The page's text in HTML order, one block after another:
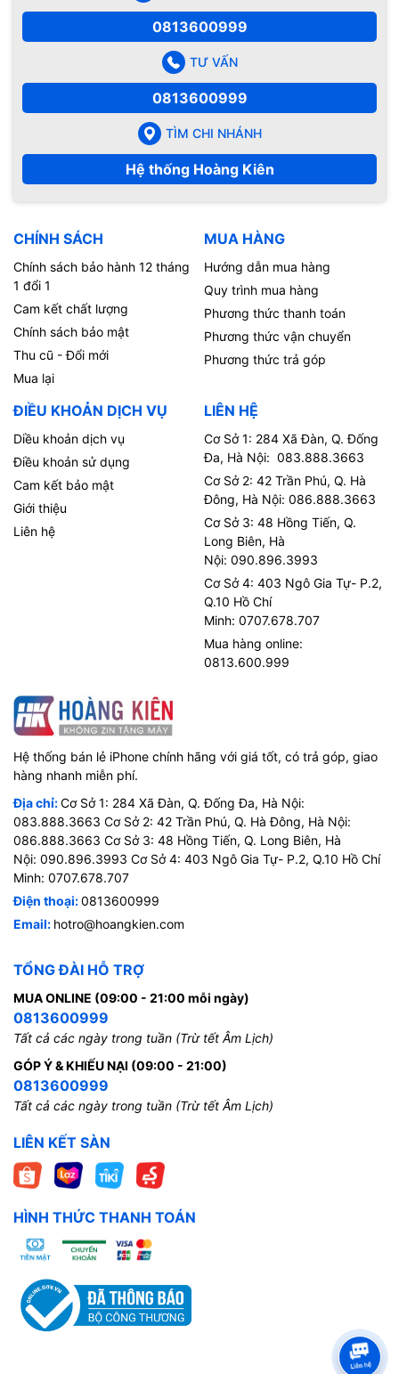
0813600999
TƯ VẤN
0813600999
TÌM CHI NHÁNH
Hệ thống Hoàng Kiên
CHÍNH SÁCH
Chính sách bảo hành 12 tháng
1 đổi 1
Cam kết chất lượng
Chính sách bảo mật
Thu cũ - Đổi mới
Mua lại
MUA HÀNG
Hướng dẫn mua hàng
Quy trình mua hàng
Phương thức thanh toán
Phương thức vận chuyển
Phương thức trả góp
ĐIỀU KHOẢN DỊCH VỤ
Diều khoản dịch vụ
Điều khoản sử dụng
Cam kết bảo mật
Giới thiệu
Liên hệ
LIÊN HỆ
Cơ Sở 1: 284 Xã Đàn, Q. Đống
Đa, Hà Nội: 083.888.3663
Cơ Sở 2: 42 Trần Phú, Q. Hà
Đông, Hà Nội: 086.888.3663
Cơ Sở 3: 48 Hồng Tiến, Q.
Long Biên, Hà
Nội: 090.896.3993
Cơ Sở 4: 403 Ngô Gia Tự- P.2,
Q.10 Hồ Chí
Minh: 0707.678.707
Mua hàng online:
0813.600.999
Hệ thống bán lẻ iPhone chính hãng với giá tốt, có trả góp, giao
hàng nhanh miễn phí.
Địa chỉ:Cơ Sở 1: 284 Xã Đàn, Q. Đống Đa, Hà Nội:
083.888.3663 Cơ Sở 2: 42 Trần Phú, Q. Hà Đông, Hà Nội:
086.888.3663 Cơ Sở 3: 48 Hồng Tiến, Q. Long Biên, Hà
Nội: 090.896.3993 Cơ Sở 4: 403 Ngô Gia Tự- P.2, Q.10 Hồ Chí
Minh: 0707.678.707
Điện thoại:0813600999
Email: hotro@hoangkien.com
TỔNG ĐÀI HỖ TRỢ
MUA ONLINE (09:00 - 21:00 mỗi ngày)
0813600999
Tất cả các ngày trong tuần (Trừ tết Âm Lịch)
GÓP Ý & KHIẾU NẠI (09:00 - 21:00)
0813600999
Tất cả các ngày trong tuần (Trừ tết Âm Lịch)
LIÊN KẾT SÀN
HÌNH THỨC THANH TOÁN